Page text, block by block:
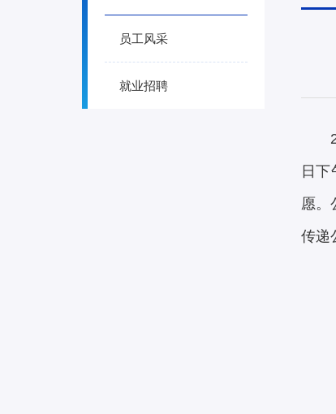
员工风采
就业招聘
日
愿。
传递